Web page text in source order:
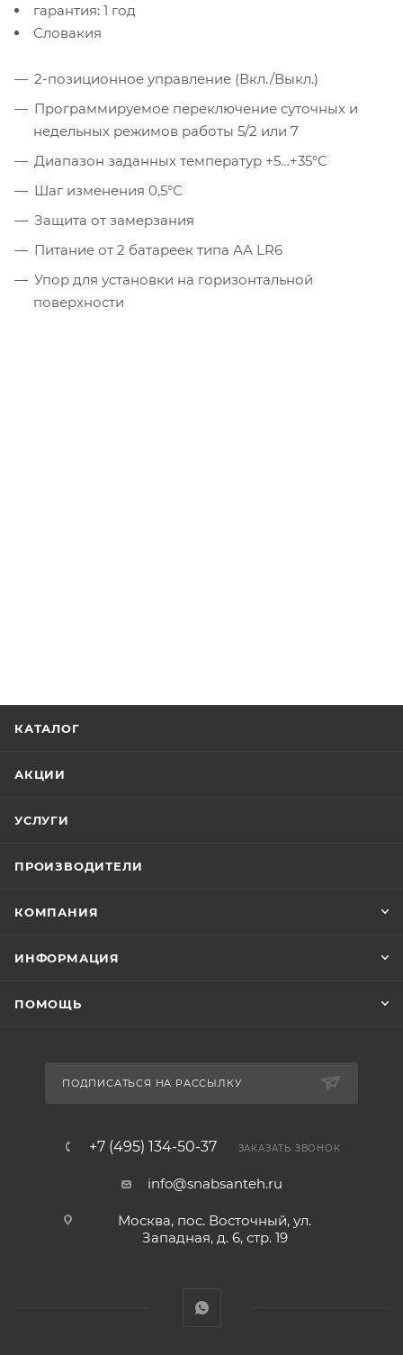
гарантия: 1 год
Словакия
2-позиционное управление (Вкл./Выкл.)
Программируемое переключение суточных и
недельных режимов работы 5/2 или 7
Диапазон заданных температур +5…+35°С
Шаг изменения 0,5°С
Защита от замерзания
Питание от 2 батареек типа АА LR6
Упор для установки на горизонтальной
поверхности
КАТАЛОГ
АКЦИИ
УСЛУГИ
ПРОИЗВОДИТЕЛИ
КОМПАНИЯ
ИНФОРМАЦИЯ
ПОМОЩЬ
ПОДПИСАТЬСЯ НА РАССЫЛКУ
+7 (495) 134-50-37 ЗАКАЗАТЬ ЗВОНОК
info@snabsanteh.ru
Москва, пос. Восточный, ул.
Западная, д. 6, стр. 19